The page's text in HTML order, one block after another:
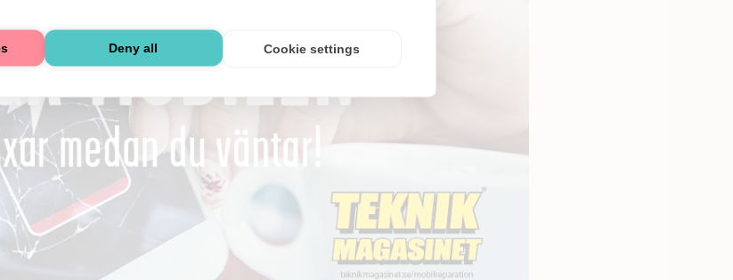
Deny all Cookie settings